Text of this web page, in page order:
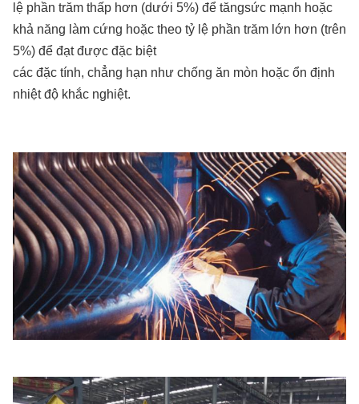
lệ phần trăm thấp hơn (dưới 5%) để tăngsức mạnh hoặc
khả năng làm cứng hoặc theo tỷ lệ phần trăm lớn hơn (trên
5%) để đạt được đặc biệt
các đặc tính, chẳng hạn như chống ăn mòn hoặc ổn định
nhiệt độ khắc nghiệt.